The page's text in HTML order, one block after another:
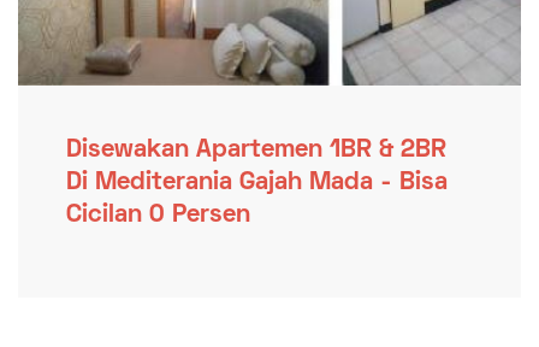
Disewakan Apartemen 1BR & 2BR
Di Mediterania Gajah Mada - Bisa
Cicilan 0 Persen